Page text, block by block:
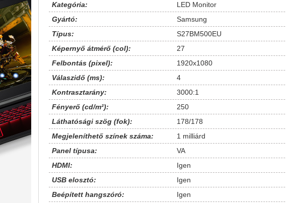
Kategória:
LED Monitor
Gyártó:
Samsung
Típus:
S27BM500EU
Képernyő átmérő (col):
27
Felbontás (pixel):
1920x1080
Válaszidő (ms):
4
Kontrasztarány:
3000:1
Fényerő (cd/m²):
250
Láthatósági szög (fok):
178/178
Megjeleníthető színek száma:
1 milliárd
Panel típusa:
VA
HDMI:
Igen
USB elosztó:
Igen
Beépített hangszóró:
Igen